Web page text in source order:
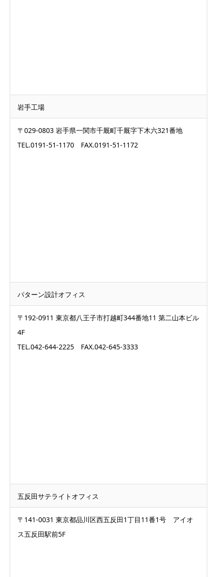
岩手工場
〒029-0803 岩手県一関市千厩町千厩字下木六321番地
TEL.0191-51-1170 FAX.0191-51-1172
パターン設計オフィス
〒192-0911 東京都八王子市打越町344番地11 第二山本ビル
4F
TEL.042-644-2225 FAX.042-645-3333
五反田サテライトオフィス
〒141-0031 東京都品川区西五反田1丁目11番1号 アイオ
ス五反田駅前5F